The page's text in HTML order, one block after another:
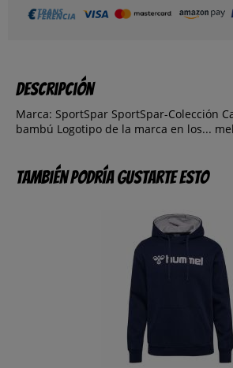
Descripción
Marca: SportSpar SportSpar-Colección
bambú Logotipo de la marca en los...
También podría gustarte esto